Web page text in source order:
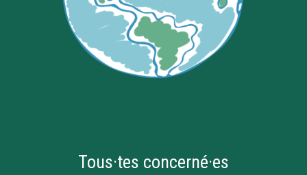
Tous·tes concerné·es